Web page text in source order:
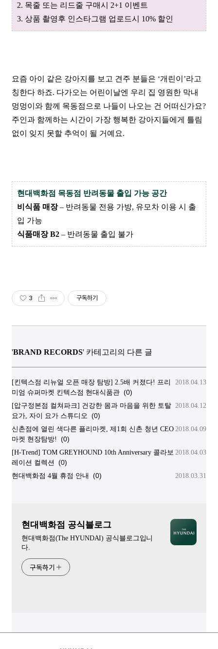
2. 목줄 또는 리드줄 구매시 2+1 이벤트
3. 상품 촬영후 인스타그램 업로드시 10% 할인
요즘 아이 같은 강아지를 보고 견주 분들은 ‘개린이’라고
칭한다 하죠. 다가오는 어린이날엔 우리 집 영원한 막내
멍멍이와 함께 목동점으로 나들이 나오는 건 어떠신가요?
주인과 함께하는 시간이 가장 행복한 강아지들에게 틀림
없이 잊지 못할 추억이 될 거예요.
현대백화점 목동점 반려동물 출입 가능 공간
비식품 매장– 반려동물 전용 가방, 유모차 이용 시 출
입 가능
식품매장 B2 – 반려동물 출입 불가
3 구독하기
'BRAND RECORDS' 카테고리의 다른 글
[킨텍스점 리뉴얼 오픈 매장 탐방] 2.5배 커졌다! 프리
미엄 슈퍼마켓 킨텍스점 현대식품관 (0)
2018.04.13
[압구정본점 컬쳐파크] 건강한 몸과 마음을 위한 토탈
요가, 자이 요가 스튜디오
(0)
2018.04.12
신촌점에 열린 색다른 플리마켓, 제1회 신촌 청년 CEO
마켓 현장탐방!
(0)
2018.04.09
[H-Trend] TOM GREYHOUND 10th Anniversary 콜라보
레이션 컬렉션
(0)
2018.04.03
현대백화점 4월 휴점 안내 (0) 2018.03.31
현대백화점 공식블로그
현대백화점(The HYUNDAI) 공식블로그입니
다.
구독하기